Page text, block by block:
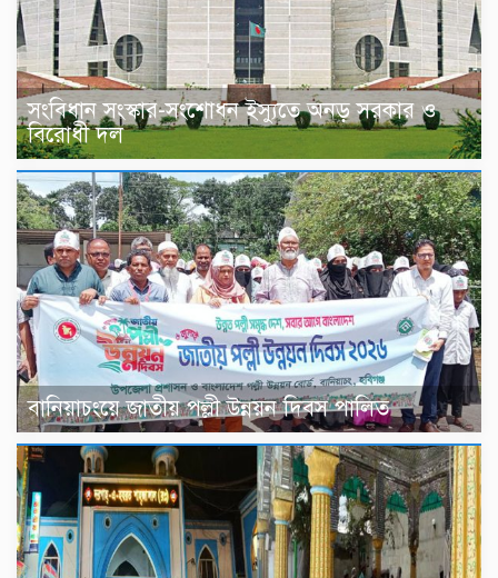
সংবিধান সংস্কার-সংশোধন ইস্যুতে অনড় সরকার ও
বিরোধী দল
বানিয়াচংয়ে জাতীয় পল্লী উন্নয়ন দিবস পালিত